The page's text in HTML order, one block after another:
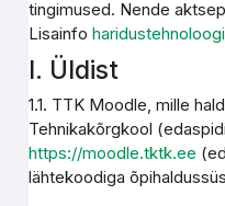
tingimused. Nende
Lisainfo
I. Üldist
1.1. TTK Moodle, mille
Tehnikakõrgkool
https://moodle.tktk.ee
lähtekoodiga